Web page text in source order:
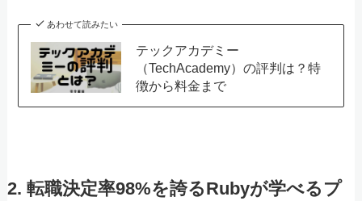
あわせて読みたい
テックアカデミー
（TechAcademy）の評判は？特
徴から料金まで
2. 転職決定率98%を誇るRubyが学べるプ